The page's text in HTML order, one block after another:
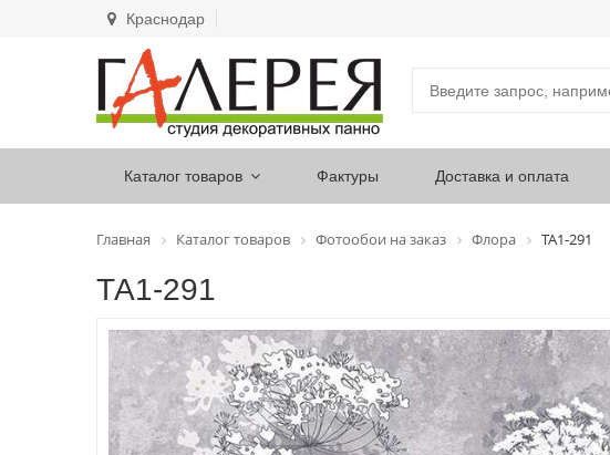
Краснодар
Каталог товаров Фактуры Доставка и оплата
Главная Каталог товаров Фотообои на заказ Флора ТА1-291
ТА1-291